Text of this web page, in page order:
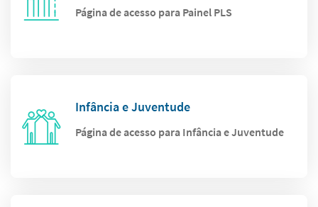
Página de acesso para Painel PLS
Infância e Juventude
Página de acesso para Infância e Juventude